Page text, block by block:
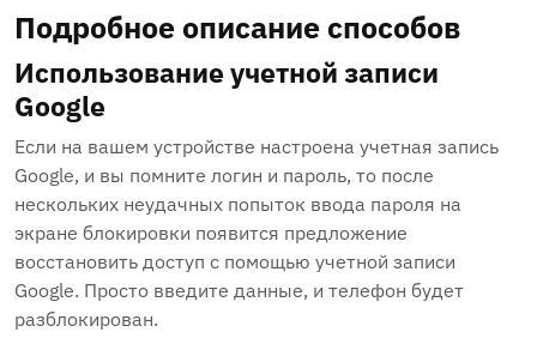
Подробное описание способов
Использование учетной записи
Google
Если на вашем устройстве настроена учетная запись
Google, и вы помните логин и пароль, то после
нескольких неудачных попыток ввода пароля на
экране блокировки появится предложение
восстановить доступ с помощью учетной записи
Google. Просто введите данные, и телефон будет
разблокирован.